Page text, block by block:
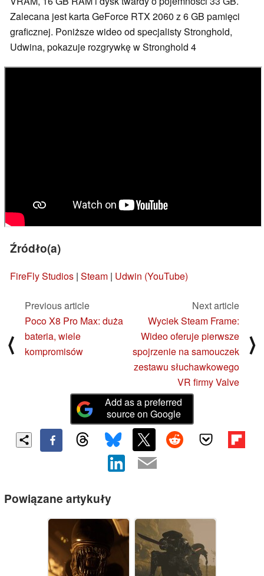
Zalecana jest karta GeForce RTX 2060 z 6 GB pamięci
graficznej. Poniższe wideo od specjalisty Stronghold,
Udwina, pokazuje rozgrywkę w Stronghold 4
Źródło(a)
FireFly Studios | Steam | Udwin (YouTube)
⟨
Previous article
Poco X8 Pro Max: duża
bateria, wiele
kompromisów
Next article
Wyciek Steam Frame:
Wideo oferuje pierwsze
spojrzenie na samouczek
zestawu słuchawkowego
VR firmy Valve
⟩
Add as a preferred
source on Google
Powiązane artykuły